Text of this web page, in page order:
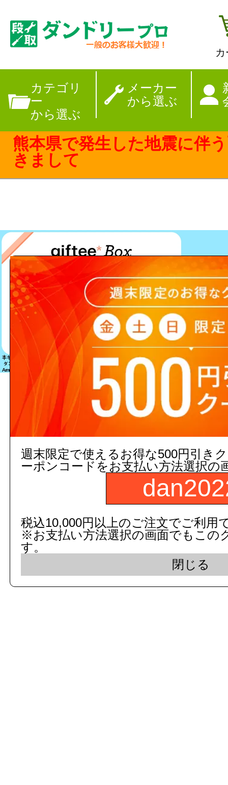
カテゴリ
ー
から選ぶ
メーカー
から選ぶ
【夏季休暇のお
熊本県で発生した地震に伴
きまして
該当する商品は見つかりません
c 2015 dandorie.com All
表示モード： モバ
週末限定で使えるお得な500円引き
ーポンコードをお支払い方法選択の
税込10,000円以上のご注文でご利用
※お支払い方法選択の画面でもこの
す。
閉じる